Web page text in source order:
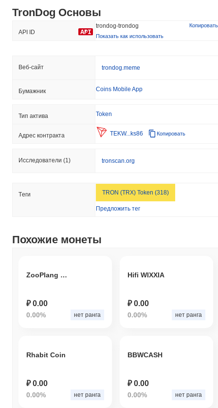
TronDog Основы
API ID
trondog-trondog
Копировать
Показать как использовать
Веб-сайт trondog.meme
Бумажник Coins Mobile App
Тип актива Token
Адрес контракта TEKW...ks86 Копировать
Исследователи (1) tronscan.org
Tеги TRON (TRX) Token (318)
Предложить тег
Похожие монеты
ZooPlang FINANCE
₽ 0.00
0.00% нет ранга
Hifi WIXXIA
₽ 0.00
0.00% нет ранга
Rhabit Coin
₽ 0.00
0.00% нет ранга
BBWCASH
₽ 0.00
0.00% нет ранга